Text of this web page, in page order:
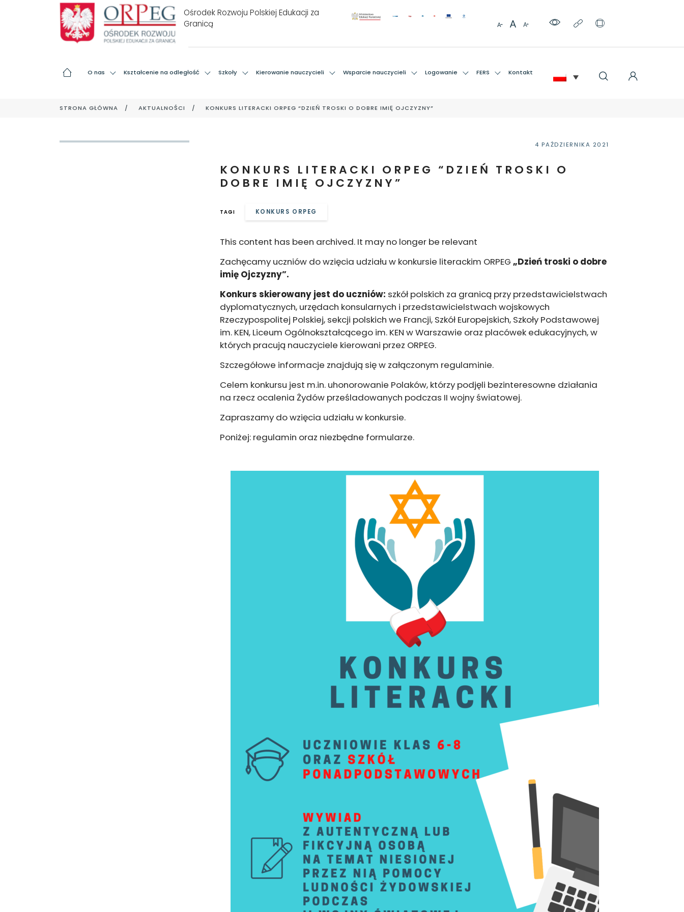
Ośrodek Rozwoju Polskiej Edukacji za
Granicą
O nas Kształcenie na odległość Szkoły Kierowanie nauczycieli Wsparcie nauczycieli Logowanie FERS Kontakt
STRONA GŁÓWNA AKTUALNOŚCI KONKURS LITERACKI ORPEG “DZIEŃ TROSKI O DOBRE IMIĘ OJCZYZNY”
KONKURS LITERACKI ORPEG “DZIEŃ TROSKI O
DOBRE IMIĘ OJCZYZNY”
4 PAŹDZIERNIKA 2021
TAGI KONKURS ORPEG
This content has been archived. It may no longer be relevant
Zachęcamy uczniów do wzięcia udziału w konkursie literackim ORPEG „Dzień troski o dobre
imię Ojczyzny”.
Konkurs skierowany jest do uczniów: szkół polskich za granicą przy przedstawicielstwach
dyplomatycznych, urzędach konsularnych i przedstawicielstwach wojskowych
Rzeczypospolitej Polskiej, sekcji polskich we Francji, Szkół Europejskich, Szkoły Podstawowej
im. KEN, Liceum Ogólnokształcącego im. KEN w Warszawie oraz placówek edukacyjnych, w
których pracują nauczyciele kierowani przez ORPEG.
Szczegółowe informacje znajdują się w załączonym regulaminie.
Celem konkursu jest m.in. uhonorowanie Polaków, którzy podjęli bezinteresowne działania
na rzecz ocalenia Żydów prześladowanych podczas II wojny światowej.
Zapraszamy do wzięcia udziału w konkursie.
Poniżej: regulamin oraz niezbędne formularze.